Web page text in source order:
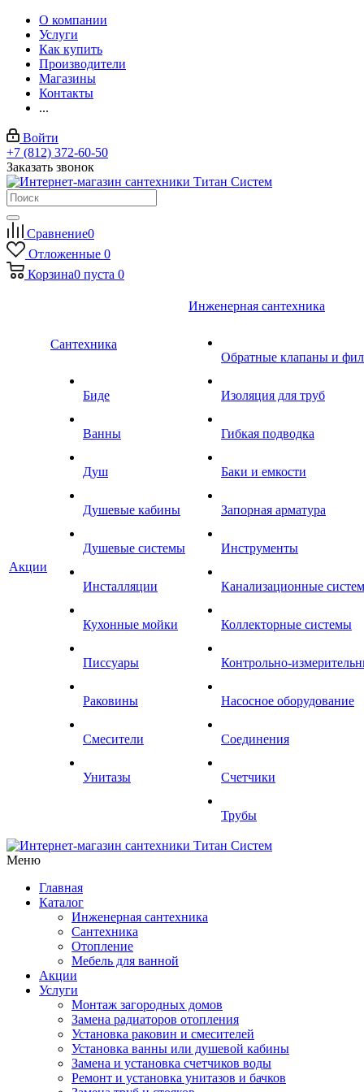
О компании
Услуги
Как купить
Производители
Магазины
Контакты
...
Войти
+7 (812) 372-60-50
Заказать звонок
Сравнение0
Отложенные 0
Корзина0 пуста 0
Акции
Сантехника
Биде
Ванны
Душ
Душевые кабины
Душевые системы
Инсталляции
Кухонные мойки
Писсуары
Раковины
Смесители
Унитазы
Инженерная сантехника
Обратные клапаны и
Изоляция для труб
Гибкая подводка
Баки и емкости
Запорная арматура
Инструменты
Канализационные
Коллекторные системы
Контрольно-
Насосное оборудование
Соединения
Счетчики
Трубы
Меню
Главная
Каталог
Инженерная сантехника
Сантехника
Отопление
Мебель для ванной
Акции
Услуги
Монтаж загородных домов
Замена радиаторов отопления
Установка раковин и смесителей
Установка ванны или душевой кабины
Замена и установка счетчиков воды
Ремонт и установка унитазов и бачков